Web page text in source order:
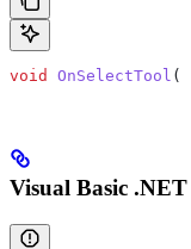
void OnSelectTool (
Visual Basic .NET